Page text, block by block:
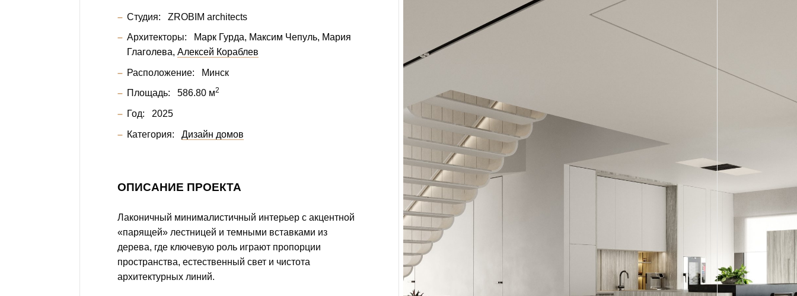
Студия: ZROBIM architects
Архитекторы: Марк Гурда Максим Чепуль Мария
Глаголева Алексей Кораблев
Расположение: Минск
Площадь: 586.80 м2
Год: 2025
Категория: Дизайн домов
ОПИСАНИЕ ПРОЕКТА
Лаконичный минималистичный интерьер с акцентной
«парящей» лестницей и темными вставками из
дерева, где ключевую роль играют пропорции
пространства, естественный свет и чистота
архитектурных линий.